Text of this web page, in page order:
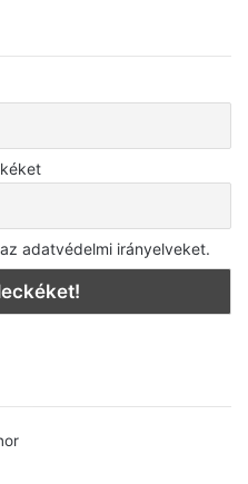
adatvédelmi irányelveket.